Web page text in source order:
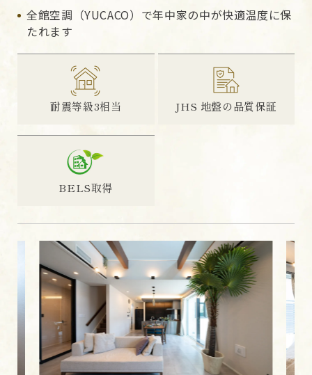
全館空調（YUCACO）で年中家の中が快適温度に保
たれます
耐震等級3相当 JHS 地盤の品質保証
BELS取得